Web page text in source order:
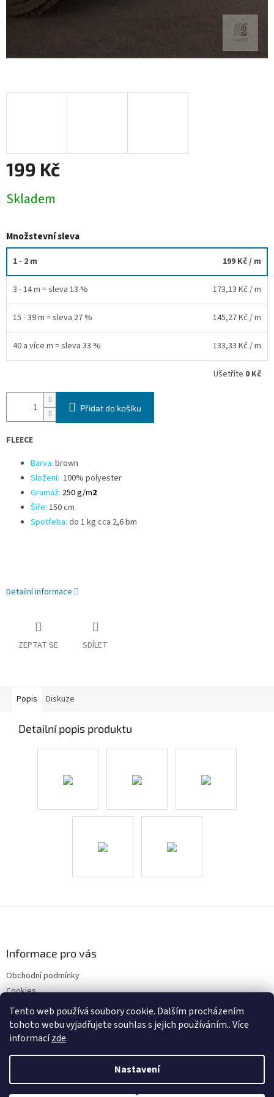
Tento web používá soubory cookie. Dalším procházením
tohoto webu vyjadřujete souhlas s jejich používáním.. Více
informacízde.
Nastavení
199 Kč
cena:
Skladem
Množstevní sleva
1 - 2 m 199 Kč/ m
3 - 14 m = sleva 13 % 173,13 Kč / m
15 - 39 m = sleva 27 % 145,27 Kč / m
40 a více m = sleva 33 % 133,33 Kč / m
Ušetříte 0 Kč
Přidat do košíku
FLEECE
Barva: brown
Složení: 100% polyester
Gramáž: 250 g/m2
Šíře: 150 cm
Spotřeba: do 1 kg cca 2,6 bm
Detailní informace
ZEPTAT SE SDÍLET
Popis Diskuze
Detailní popis produktu
Informace pro vás
Obchodní podmínky
Cookies
Kontakty